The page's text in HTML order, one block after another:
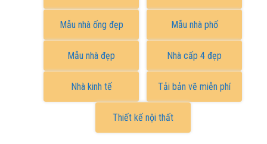
Mẫu nhà ống đẹp Mẫu nhà phố
Mẫu nhà đẹp Nhà cấp 4 đẹp
Nhà kinh tế Tải bản vẽ miễn phí
Thiết kế nội thất